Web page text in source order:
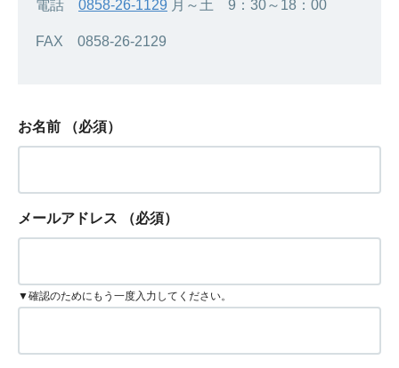
電話 0858-26-1129 月～土 9：30～18：00
FAX 0858-26-2129
お名前 （必須）
メールアドレス （必須）
▼確認のためにもう一度入力してください。